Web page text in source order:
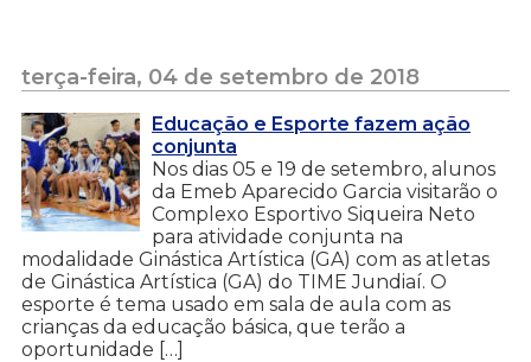
terça-feira, 04 de setembro de 2018
Educação e Esporte fazem ação
conjunta
Nos dias 05 e 19 de setembro, alunos
da Emeb Aparecido Garcia visitarão o
Complexo Esportivo Siqueira Neto
para atividade conjunta na
modalidade Ginástica Artística (GA) com as atletas
de Ginástica Artística (GA) do TIME Jundiaí. O
esporte é tema usado em sala de aula com as
crianças da educação básica, que terão a
oportunidade […]